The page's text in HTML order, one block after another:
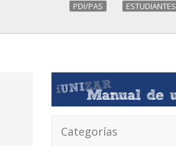
PDI/PAS ESTUDIANTES
Categorías